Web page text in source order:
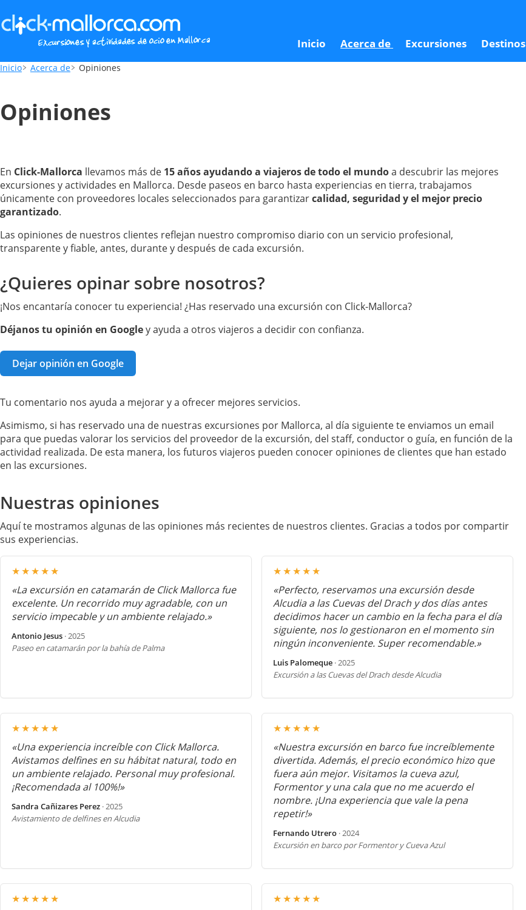
Inicio Acerca de Excursiones Destinos
Inicio Acerca de Opiniones
Opiniones
En Click-Mallorca llevamos más de 15 años ayudando a viajeros de todo el mundoa descubrir las mejores
excursiones y actividades en Mallorca. Desde paseos en barco hasta experiencias en tierra, trabajamos
únicamente con proveedores locales seleccionados para garantizarcalidad, seguridad y el mejor precio
garantizado.
Las opiniones de nuestros clientes reflejan nuestro compromiso diario con un servicio profesional,
transparente y fiable, antes, durante y después de cada excursión.
¿Quieres opinar sobre nosotros?
¡Nos encantaría conocer tu experiencia! ¿Has reservado una excursión con Click-Mallorca?
Déjanos tu opinión en Googley ayuda a otros viajeros a decidir con confianza.
Dejar opinión en Google
Tu comentario nos ayuda a mejorar y a ofrecer mejores servicios.
Asimismo, si has reservado una de nuestras excursiones por Mallorca, al día siguiente te enviamos un email
para que puedas valorar los servicios del proveedor de la excursión, del staff, conductor o guía, en función de la
actividad realizada. De esta manera, los futuros viajeros pueden conocer opiniones de clientes que han estado
en las excursiones.
Nuestras opiniones
Aquí te mostramos algunas de las opiniones más recientes de nuestros clientes. Gracias a todos por compartir
sus experiencias.
★★★★★
«La excursión en catamarán de Click Mallorca fue
excelente. Un recorrido muy agradable, con un
servicio impecable y un ambiente relajado.»
Antonio Jesus · 2025
Paseo en catamarán por la bahía de Palma
★★★★★
«Perfecto, reservamos una excursión desde
Alcudia a las Cuevas del Drach y dos días antes
decidimos hacer un cambio en la fecha para el día
siguiente, nos lo gestionaron en el momento sin
ningún inconveniente. Super recomendable.»
Luis Palomeque · 2025
Excursión a las Cuevas del Drach desde Alcudia
★★★★★
«Una experiencia increíble con Click Mallorca.
Avistamos delfines en su hábitat natural, todo en
un ambiente relajado. Personal muy profesional.
¡Recomendada al 100%!»
Sandra Cañizares Perez · 2025
Avistamiento de delfines en Alcudia
★★★★★
«Nuestra excursión en barco fue increíblemente
divertida. Además, el precio económico hizo que
fuera aún mejor. Visitamos la cueva azul,
Formentor y una cala que no me acuerdo el
nombre. ¡Una experiencia que vale la pena
repetir!»
Fernando Utrero · 2024
Excursión en barco por Formentor y Cueva Azul
★★★★★
★★★★★